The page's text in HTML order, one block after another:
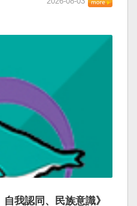
自我認同、民族意識》